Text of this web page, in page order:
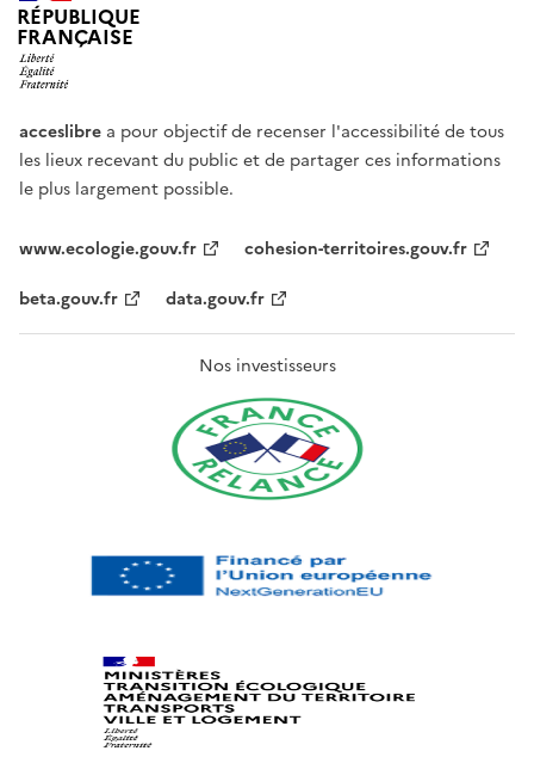
RÉPUBLIQUE
FRANÇAISE
acceslibre a pour objectif de recenser l'accessibilité de tous
les lieux recevant du public et de partager ces informations
le plus largement possible.
www.ecologie.gouv.fr
cohesion-territoires.gouv.fr
beta.gouv.fr
data.gouv.fr
Nos investisseurs